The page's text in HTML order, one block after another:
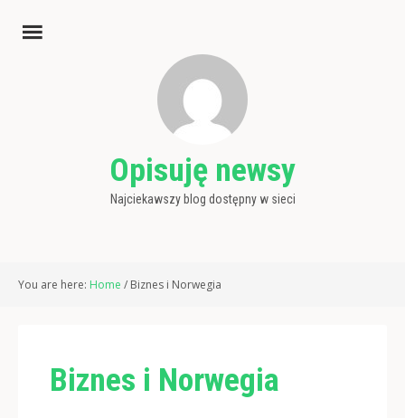
Opisuję newsy
Najciekawszy blog dostępny w sieci
You are here: Home / Biznes i Norwegia
Biznes i Norwegia